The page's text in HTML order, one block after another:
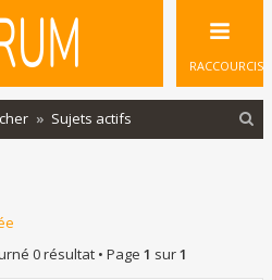
RACCOURCIS
Sujets actifs
0 résultat • Page 1 sur1